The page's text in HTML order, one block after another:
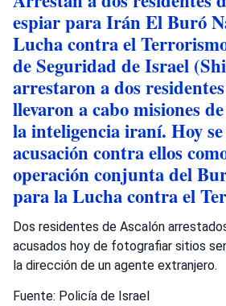
espiar para Irán El Buró
Lucha contra el
de Seguridad de Israel
arrestaron a dos
llevaron a cabo misiones
la inteligencia iraní. Hoy
acusación contra ellos
operación conjunta del
para la Lucha contra el
Dos residentes de Ascalón
acusados hoy de fotografiar sitios
la dirección de un agente extranjero.
Fuente: Policía de Israel